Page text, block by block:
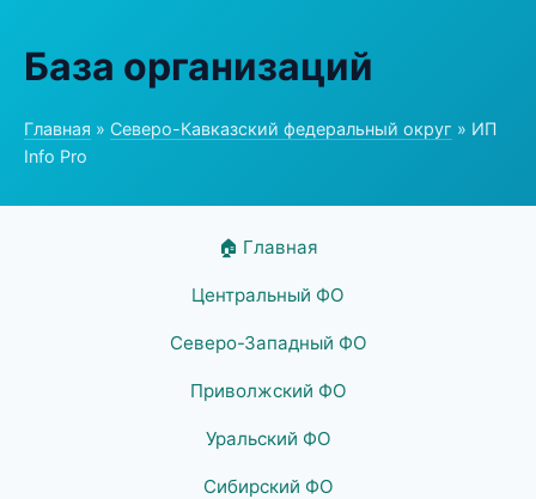
База организаций
Главная » Северо-Кавказский федеральный округ » ИП
Info Pro
🏠 Главная
Центральный ФО
Северо-Западный ФО
Приволжский ФО
Уральский ФО
Сибирский ФО